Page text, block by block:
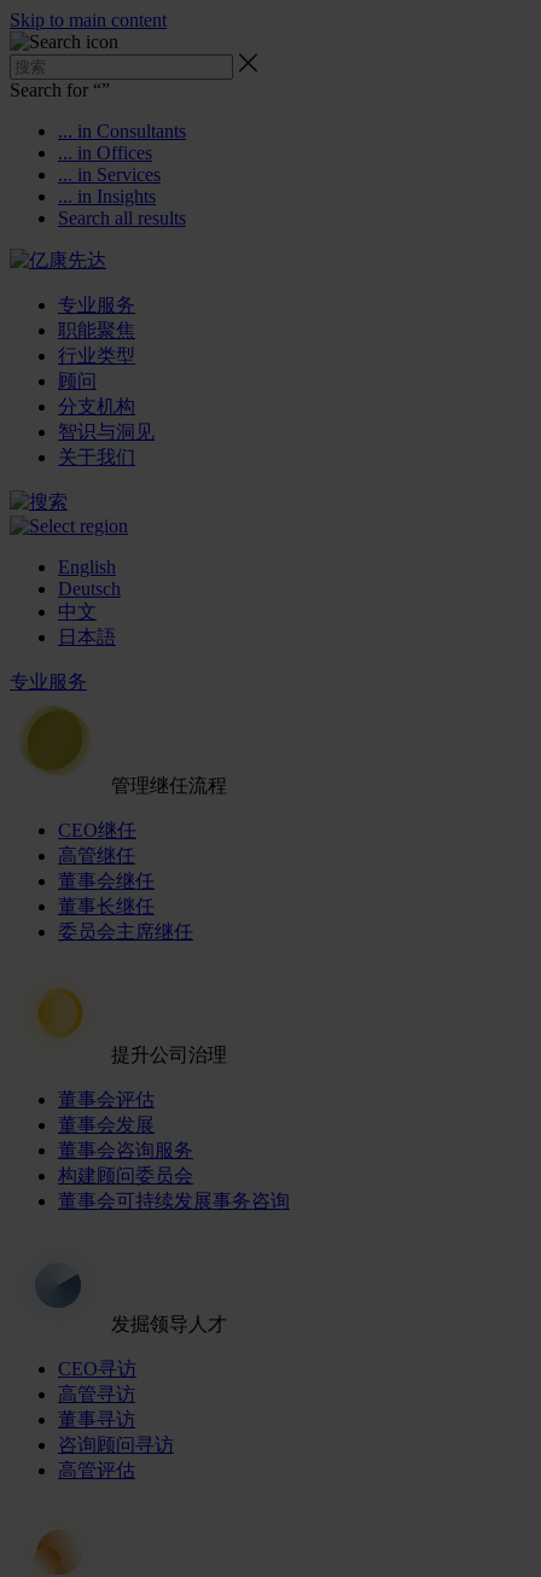
Skip to main content
Search for “”
... in Consultants
... in Offices
... in Services
... in Insights
Search all results
专业服务
职能聚焦
行业类型
顾问
分支机构
智识与洞见
关于我们
English
Deutsch
中文
日本語
专业服务
管理继任流程
CEO继任
高管继任
董事会继任
董事长继任
委员会主席继任
提升公司治理
董事会评估
董事会发展
董事会咨询服务
构建顾问委员会
董事会可持续发展事务咨询
发掘领导人才
CEO寻访
高管寻访
董事寻访
咨询顾问寻访
高管评估